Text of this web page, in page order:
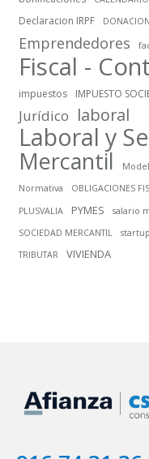
Declaracion IRPF DONACION
Emprendedores
Fiscal -
impuestos
IMPUESTO
Jurídico laboral
Laboral y
Mercantil
Normativa
OBLIGACIONES
PLUSVALIA
PYMES salario
SOCIEDAD MERCANTIL
TRIBUTAR
VIVIENDA